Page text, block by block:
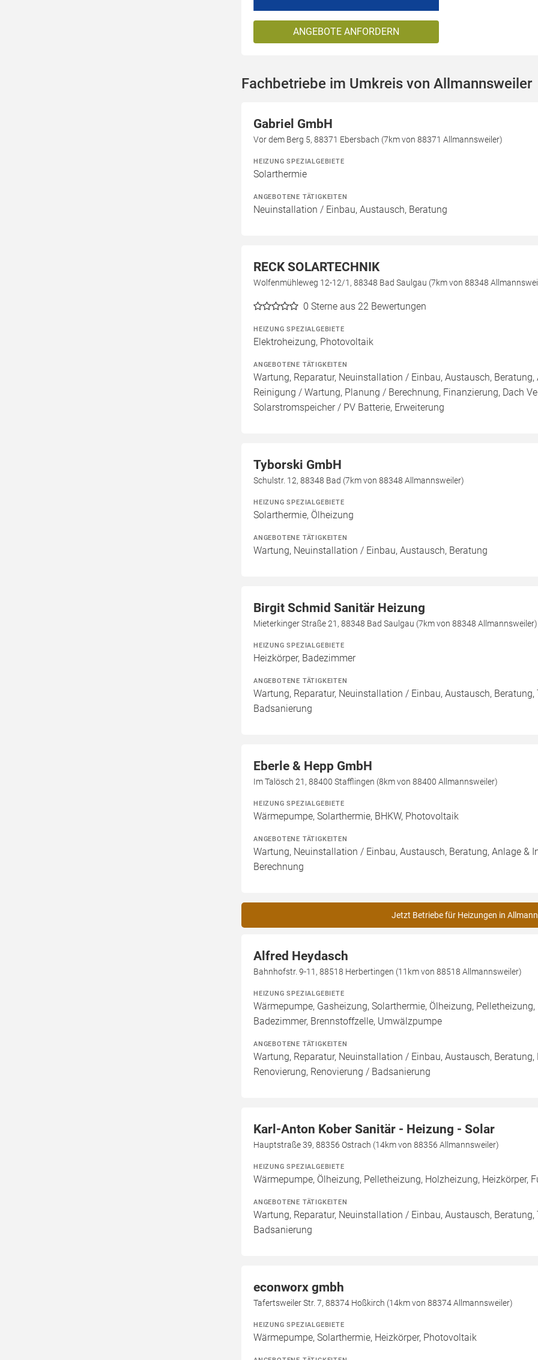
ANGEBOTE ANFORDERN
Fachbetriebe im Umkreis von Allmannsweiler
Gabriel GmbH
Vor dem Berg 5, 88371 Ebersbach (7km von 88371 Allmannsweiler)
HEIZUNG SPEZIALGEBIETE
Solarthermie
ANGEBOTENE TÄTIGKEITEN
Neuinstallation / Einbau, Austausch, Beratung
RECK SOLARTECHNIK
Wolfenmühleweg 12-12/1, 88348 Bad Saulgau (7km von 88348
0 Sterne aus 22 Bewertungen
HEIZUNG SPEZIALGEBIETE
Elektroheizung, Photovoltaik
ANGEBOTENE TÄTIGKEITEN
Wartung, Reparatur, Neuinstallation / Einbau, Austausch,
Reinigung / Wartung, Planung / Berechnung, Finanzierung, Dach
Solarstromspeicher / PV Batterie, Erweiterung
Tyborski GmbH
Schulstr. 12, 88348 Bad (7km von 88348 Allmannsweiler)
HEIZUNG SPEZIALGEBIETE
Solarthermie, Ölheizung
ANGEBOTENE TÄTIGKEITEN
Wartung, Neuinstallation / Einbau, Austausch, Beratung
Birgit Schmid Sanitär Heizung
Mieterkinger Straße 21, 88348 Bad Saulgau (7km von 88348 Allmannsweiler)
HEIZUNG SPEZIALGEBIETE
Heizkörper, Badezimmer
ANGEBOTENE TÄTIGKEITEN
Wartung, Reparatur, Neuinstallation / Einbau, Austausch,
Badsanierung
Eberle & Hepp GmbH
Im Talösch 21, 88400 Stafflingen (8km von 88400 Allmannsweiler)
HEIZUNG SPEZIALGEBIETE
Wärmepumpe, Solarthermie, BHKW, Photovoltaik
ANGEBOTENE TÄTIGKEITEN
Wartung, Neuinstallation / Einbau, Austausch, Beratung, Anlage &
Berechnung
Jetzt Betriebe für Heizungen in
Alfred Heydasch
Bahnhofstr. 9-11, 88518 Herbertingen (11km von 88518 Allmannsweiler)
HEIZUNG SPEZIALGEBIETE
Wärmepumpe, Gasheizung, Solarthermie, Ölheizung,
Badezimmer, Brennstoffzelle, Umwälzpumpe
ANGEBOTENE TÄTIGKEITEN
Wartung, Reparatur, Neuinstallation / Einbau, Austausch,
Renovierung, Renovierung / Badsanierung
Karl-Anton Kober Sanitär - Heizung - Solar
Hauptstraße 39, 88356 Ostrach (14km von 88356 Allmannsweiler)
HEIZUNG SPEZIALGEBIETE
Wärmepumpe, Ölheizung, Pelletheizung, Holzheizung, Heizkörper,
ANGEBOTENE TÄTIGKEITEN
Wartung, Reparatur, Neuinstallation / Einbau, Austausch,
Badsanierung
econworx gmbh
Tafertsweiler Str. 7, 88374 Hoßkirch (14km von 88374 Allmannsweiler)
HEIZUNG SPEZIALGEBIETE
Wärmepumpe, Solarthermie, Heizkörper, Photovoltaik